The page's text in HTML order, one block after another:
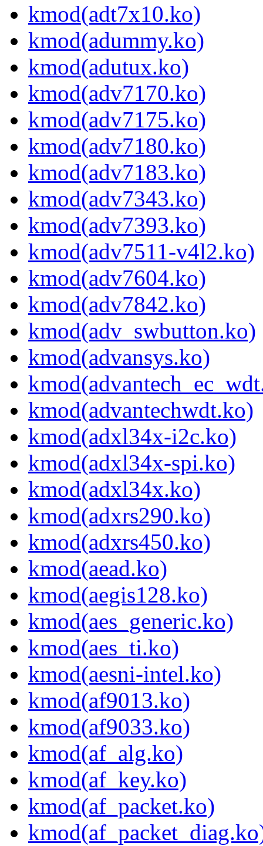
kmod(adt7x10.ko)
kmod(adummy.ko)
kmod(adutux.ko)
kmod(adv7170.ko)
kmod(adv7175.ko)
kmod(adv7180.ko)
kmod(adv7183.ko)
kmod(adv7343.ko)
kmod(adv7393.ko)
kmod(adv7511-v4l2.ko)
kmod(adv7604.ko)
kmod(adv7842.ko)
kmod(adv_swbutton.ko)
kmod(advansys.ko)
kmod(advantechwdt.ko)
kmod(adxl34x-i2c.ko)
kmod(adxl34x-spi.ko)
kmod(adxl34x.ko)
kmod(adxrs290.ko)
kmod(adxrs450.ko)
kmod(aead.ko)
kmod(aegis128.ko)
kmod(aes_generic.ko)
kmod(aes_ti.ko)
kmod(aesni-intel.ko)
kmod(af9013.ko)
kmod(af9033.ko)
kmod(af_alg.ko)
kmod(af_key.ko)
kmod(af_packet.ko)